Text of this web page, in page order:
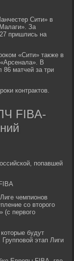
Сити» в
За
пришлись на
«Сити» также в
В
86 матчей за три
контрактов.
FIBA-
попавшей
чемпионов
со второго
(с первого
будут
этап Лиги